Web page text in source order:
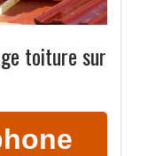
toiture sur